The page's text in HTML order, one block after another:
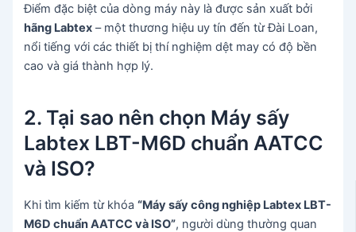
Điểm đặc biệt của dòng máy này là được sản xuất bởi
hãng Labtex – một thương hiệu uy tín đến từ Đài Loan,
nổi tiếng với các thiết bị thí nghiệm dệt may có độ bền
cao và giá thành hợp lý.
2. Tại sao nên chọn Máy sấy
Labtex LBT-M6D chuẩn AATCC
và ISO?
Khi tìm kiếm từ khóa“Máy sấy công nghiệp Labtex LBT-
M6D chuẩn AATCC và ISO”, người dùng thường quan